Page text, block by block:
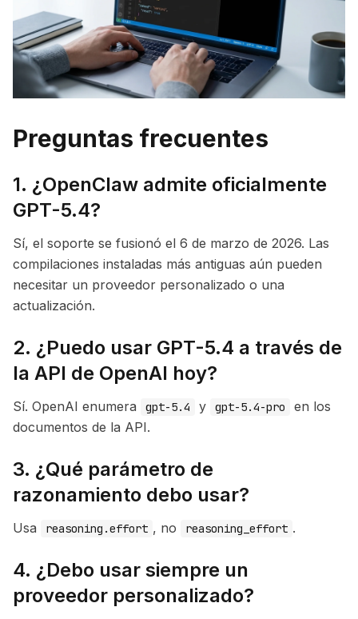
Preguntas frecuentes
1. ¿OpenClaw admite oficialmente
GPT-5.4?
Sí, el soporte se fusionó el 6 de marzo de 2026. Las
compilaciones instaladas más antiguas aún pueden
necesitar un proveedor personalizado o una
actualización.
2. ¿Puedo usar GPT-5.4 a través de
la API de OpenAI hoy?
Sí. OpenAI enumera gpt-5.4 y gpt-5.4-pro
en los
documentos de la API.
3. ¿Qué parámetro de
razonamiento debo usar?
Usa reasoning.effort , no reasoning_effort .
4. ¿Debo usar siempre un
proveedor personalizado?